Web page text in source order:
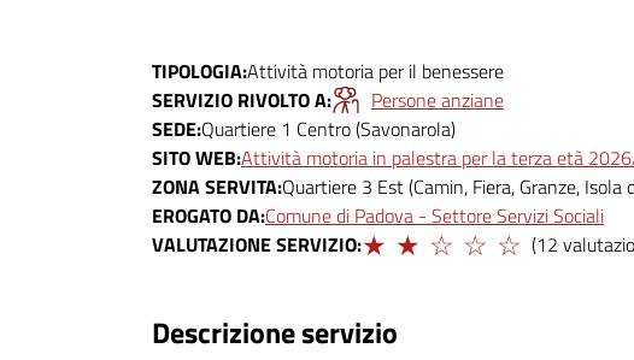
TIPOLOGIAAttività motoria per il benessere
SERVIZIO RIVOLTO A
Persone anziane
SEDE Quartiere 1 Centro (Savonarola)
SITO WEB Attività motoria in palestra per la terza età
ZONA SERVITA Quartiere 3 Est (Camin, Fiera, Granze,
EROGATO DA Comune di Padova - Settore Servizi Sociali
VALUTAZIONE SERVIZIOLimitato (12
Descrizione servizio